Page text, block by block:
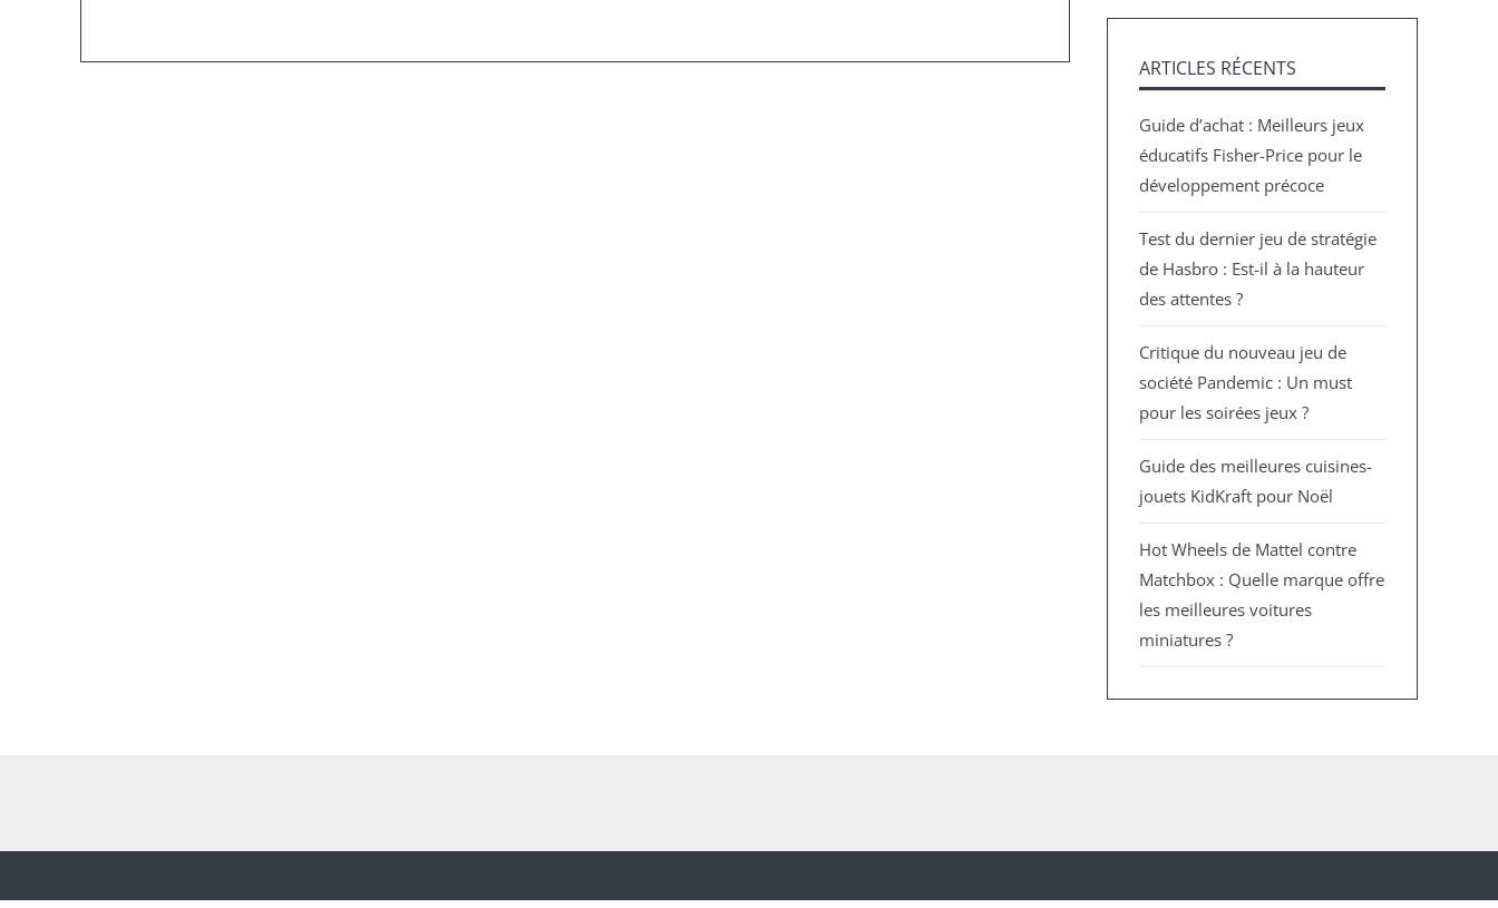
ARTICLES RÉCENTS
Guide d’achat : Meilleurs jeux
éducatifs Fisher-Price pour le
développement précoce
Test du dernier jeu de stratégie
de Hasbro : Est-il à la hauteur
des attentes ?
Critique du nouveau jeu de
société Pandemic : Un must
pour les soirées jeux ?
Guide des meilleures cuisines-
jouets KidKraft pour Noël
Hot Wheels de Mattel contre
Matchbox : Quelle marque offre
les meilleures voitures
miniatures ?